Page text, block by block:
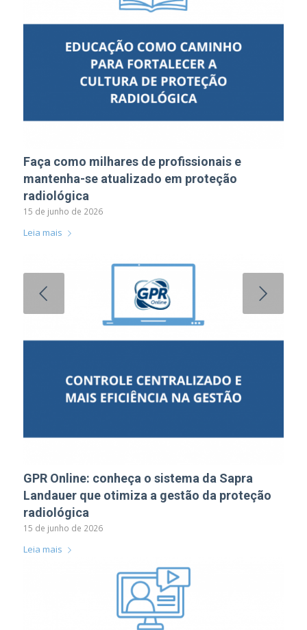
Faça como milhares de profissionais e
mantenha-se atualizado em proteção
radiológica
15 de junho de 2026
Leia mais
GPR Online: conheça o sistema da Sapra
Landauer que otimiza a gestão da proteção
radiológica
15 de junho de 2026
Leia mais
Próximo